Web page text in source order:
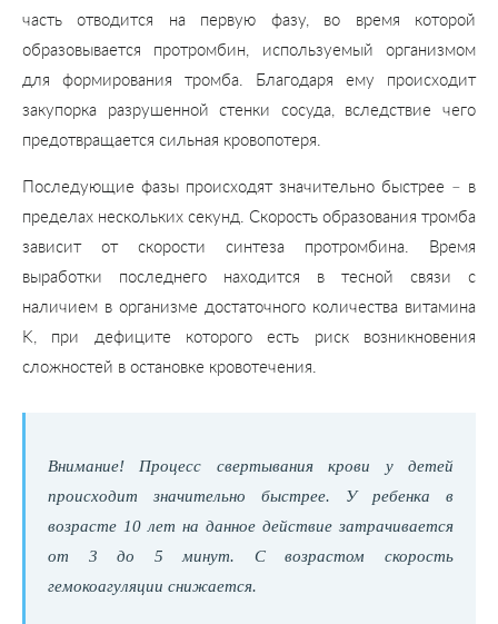
часть отводится на первую фазу, во время которой
образовывается протромбин, используемый организмом
для формирования тромба. Благодаря ему происходит
закупорка разрушенной стенки сосуда, вследствие чего
предотвращается сильная кровопотеря.
Последующие фазы происходят значительно быстрее – в
пределах нескольких секунд. Скорость образования тромба
зависит от скорости синтеза протромбина. Время
выработки последнего находится в тесной связи с
наличием в организме достаточного количества витамина
K, при дефиците которого есть риск возникновения
сложностей в остановке кровотечения.
Внимание! Процесс свертывания крови у детей
происходит значительно быстрее. У ребенка в
возрасте 10 лет на данное действие затрачивается
от 3 до 5 минут. С возрастом скорость
гемокоагуляции снижается.